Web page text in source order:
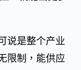
说是整个产业
限制，能供应